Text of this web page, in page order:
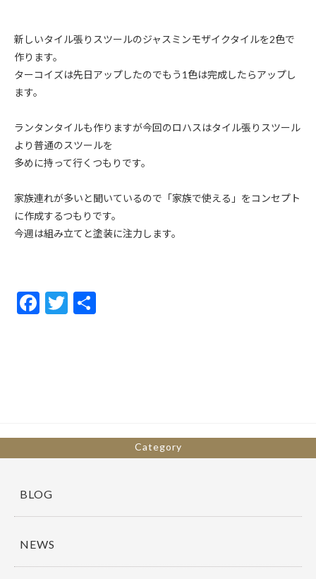
新しいタイル張りスツールのジャスミンモザイクタイルを2色で
作ります。
ターコイズは先日アップしたのでもう1色は完成したらアップし
ます。
ランタンタイルも作りますが今回のロハスはタイル張りスツール
より普通のスツールを
多めに持って行くつもりです。
家族連れが多いと聞いているので「家族で使える」をコンセプト
に作成するつもりです。
今週は組み立てと塗装に注力します。
F
k
T
Category
BLOG
NEWS